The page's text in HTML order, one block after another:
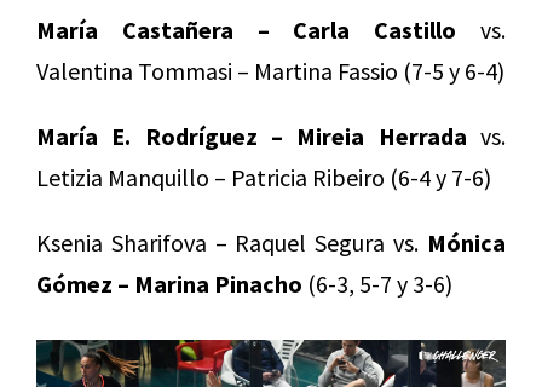
María Castañera – Carla Castillo vs.
Valentina Tommasi – Martina Fassio (7-5 y 6-4)
María E. Rodríguez – Mireia Herrada vs.
Letizia Manquillo – Patricia Ribeiro (6-4 y 7-6)
Ksenia Sharifova – Raquel Segura vs. Mónica
Gómez – Marina Pinacho (6-3, 5-7 y 3-6)